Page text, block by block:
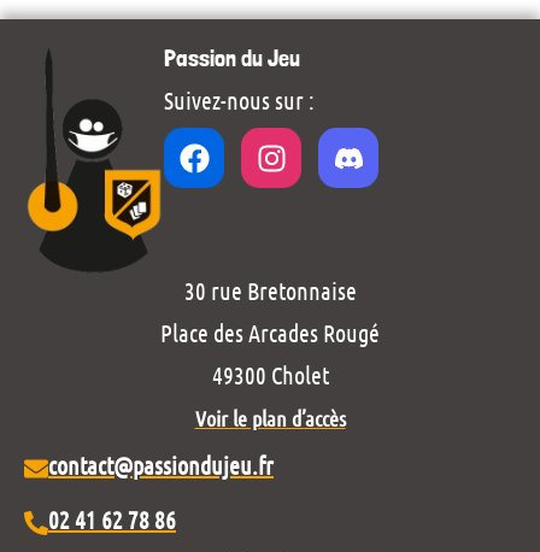
Passion du Jeu
Suivez-nous sur :
30 rue Bretonnaise
Place des Arcades Rougé
49300 Cholet
Voir le plan d’accès
contact@passiondujeu.fr
02 41 62 78 86